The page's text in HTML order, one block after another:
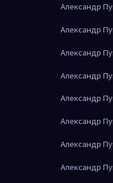
Александр
Александр
Александр
Александр
Александр
Александр
Александр
Александр